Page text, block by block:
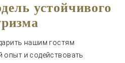
устойчивого
нашим гостям
опыт и содействовать